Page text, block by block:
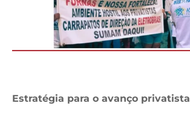
Estratégia para o avanço privatista